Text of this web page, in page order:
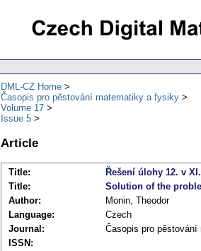
DML-CZ Home
Časopis pro pěstování matematiky a fysiky
Volume 17
Issue 5
Article
Title:
Řešení úlohy 12. v
Title:
Solution of the
Author:
Monin, Theodor
Language:
Czech
Journal:
Časopis pro
ISSN: